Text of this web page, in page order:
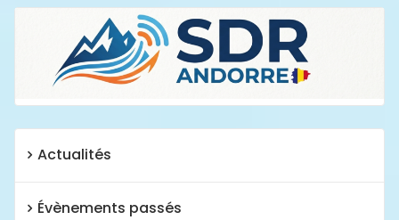
Actualités
Évènements passés